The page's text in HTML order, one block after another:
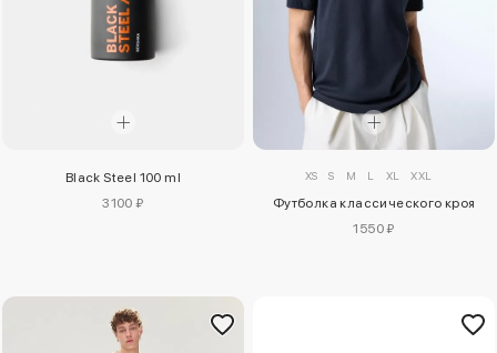
Black Steel 100 ml
3100 ₽
XS S M L XL XXL
Футболка классического кроя
1550 ₽